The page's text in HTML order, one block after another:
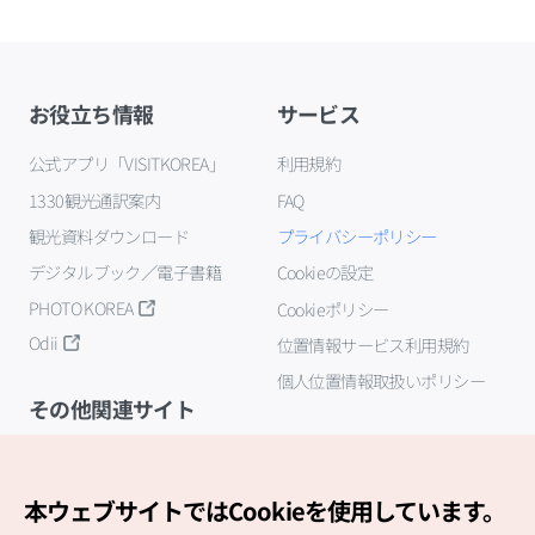
お役立ち情報
公式アプリ「VISITKOREA」
1330観光通訳案内
観光資料ダウンロード
デジタルブック／電子書籍
PHOTO KOREA
Odii
サービス
利用規約
FAQ
プライバシーポリシー
Cookieの設定
Cookieポリシー
位置情報サービス利用規約
個人位置情報取扱いポリシー
その他関連サイト
本ウェブサイトではCookieを使用しています。